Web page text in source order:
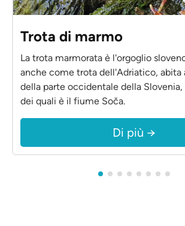
Trota di marmo
La trota marmorata è l'orgoglio
anche come trota dell'Adriatico, abita
della parte occidentale della
dei quali è il fiume Soča.
Di più →